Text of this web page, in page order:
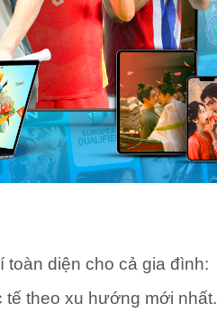
toàn diện cho cả gia đình:
theo xu hướng mới nhất.